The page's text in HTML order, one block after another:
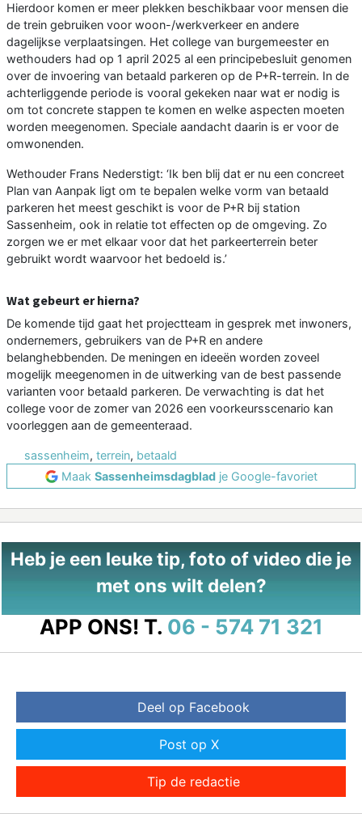
Hierdoor komen er meer plekken beschikbaar voor mensen die
de trein gebruiken voor woon-/werkverkeer en andere
dagelijkse verplaatsingen. Het college van burgemeester en
wethouders had op 1 april 2025 al een principebesluit genomen
over de invoering van betaald parkeren op de P+R-terrein. In de
achterliggende periode is vooral gekeken naar wat er nodig is
om tot concrete stappen te komen en welke aspecten moeten
worden meegenomen. Speciale aandacht daarin is er voor de
omwonenden.
Wethouder Frans Nederstigt: ‘Ik ben blij dat er nu een concreet
Plan van Aanpak ligt om te bepalen welke vorm van betaald
parkeren het meest geschikt is voor de P+R bij station
Sassenheim, ook in relatie tot effecten op de omgeving. Zo
zorgen we er met elkaar voor dat het parkeerterrein beter
gebruikt wordt waarvoor het bedoeld is.’
Wat gebeurt er hierna?
De komende tijd gaat het projectteam in gesprek met inwoners,
ondernemers, gebruikers van de P+R en andere
belanghebbenden. De meningen en ideeën worden zoveel
mogelijk meegenomen in de uitwerking van de best passende
varianten voor betaald parkeren. De verwachting is dat het
college voor de zomer van 2026 een voorkeursscenario kan
voorleggen aan de gemeenteraad.
sassenheim, terrein, betaald
Maak Sassenheimsdagbladje Google-favoriet
Heb je een leuke tip, foto of video die je
met ons wilt delen?
APP ONS! T. 06 - 574 71 321
Deel op Facebook
Post op X
Tip de redactie